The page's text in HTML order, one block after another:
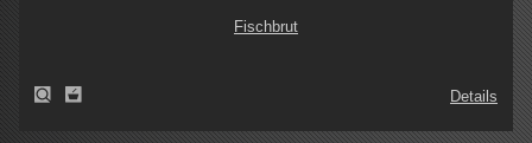
Fischbrut
Details